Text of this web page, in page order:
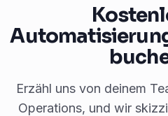
Erzähl uns von deinem
Operations, und wir